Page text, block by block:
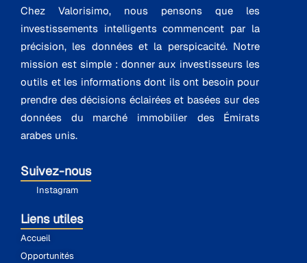
Chez Valorisimo, nous pensons que les
investissements intelligents commencent par la
précision, les données et la perspicacité. Notre
mission est simple : donner aux investisseurs les
outils et les informations dont ils ont besoin pour
prendre des décisions éclairées et basées sur des
données du marché immobilier des Émirats
arabes unis.
Suivez-nous
Instagram
Liens utiles
Accueil
Opportunités